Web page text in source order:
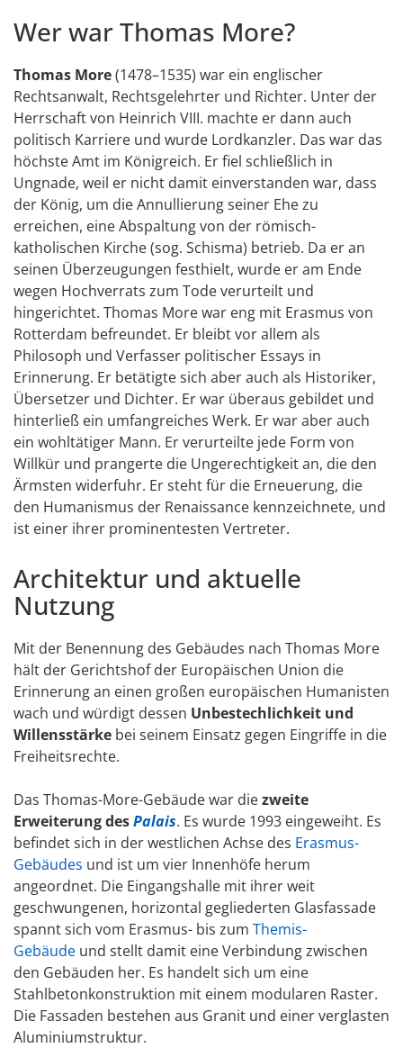
Wer war Thomas More?
Thomas More(1478–1535) war ein englischer
Rechtsanwalt, Rechtsgelehrter und Richter. Unter der
Herrschaft von Heinrich VIII. machte er dann auch
politisch Karriere und wurde Lordkanzler. Das war das
höchste Amt im Königreich. Er fiel schließlich in
Ungnade, weil er nicht damit einverstanden war, dass
der König, um die Annullierung seiner Ehe zu
erreichen, eine Abspaltung von der römisch-
katholischen Kirche (sog. Schisma) betrieb. Da er an
seinen Überzeugungen festhielt, wurde er am Ende
wegen Hochverrats zum Tode verurteilt und
hingerichtet. Thomas More war eng mit Erasmus von
Rotterdam befreundet. Er bleibt vor allem als
Philosoph und Verfasser politischer Essays in
Erinnerung. Er betätigte sich aber auch als Historiker,
Übersetzer und Dichter. Er war überaus gebildet und
hinterließ ein umfangreiches Werk. Er war aber auch
ein wohltätiger Mann. Er verurteilte jede Form von
Willkür und prangerte die Ungerechtigkeit an, die den
Ärmsten widerfuhr. Er steht für die Erneuerung, die
den Humanismus der Renaissance kennzeichnete, und
ist einer ihrer prominentesten Vertreter.
Architektur und aktuelle
Nutzung
Mit der Benennung des Gebäudes nach Thomas More
hält der Gerichtshof der Europäischen Union die
Erinnerung an einen großen europäischen Humanisten
wach und würdigt dessen Unbestechlichkeit und
Willensstärke bei seinem Einsatz gegen Eingriffe in die
Freiheitsrechte.
Das Thomas-More-Gebäude war diezweite
Erweiterung desPalais. Es wurde 1993 eingeweiht. Es
befindet sich in der westlichen Achse des Erasmus-
Gebäudes und ist um vier Innenhöfe herum
angeordnet. Die Eingangshalle mit ihrer weit
geschwungenen, horizontal gegliederten Glasfassade
spannt sich vom Erasmus- bis zum Themis-
Gebäude und stellt damit eine Verbindung zwischen
den Gebäuden her. Es handelt sich um eine
Stahlbetonkonstruktion mit einem modularen Raster.
Die Fassaden bestehen aus Granit und einer verglasten
Aluminiumstruktur.